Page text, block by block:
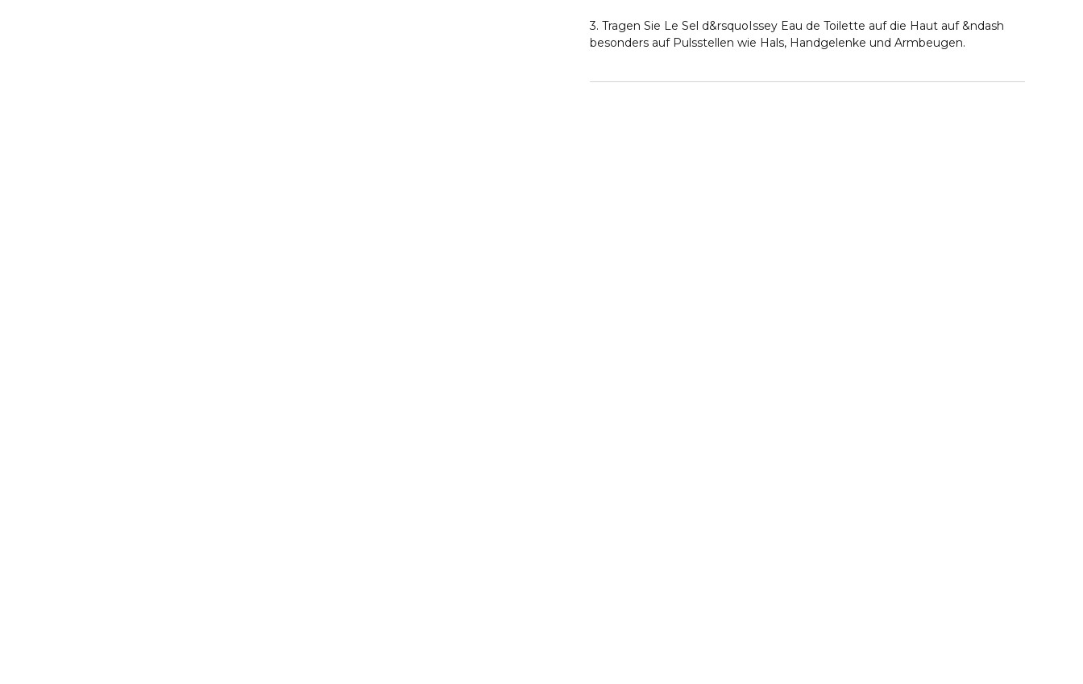
3. Tragen Sie Le Sel d&rsquoIssey Eau de Toilette auf die Haut auf &ndash
besonders auf Pulsstellen wie Hals, Handgelenke und Armbeugen.